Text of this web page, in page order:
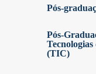
Pós-
Pós-
(TIC)